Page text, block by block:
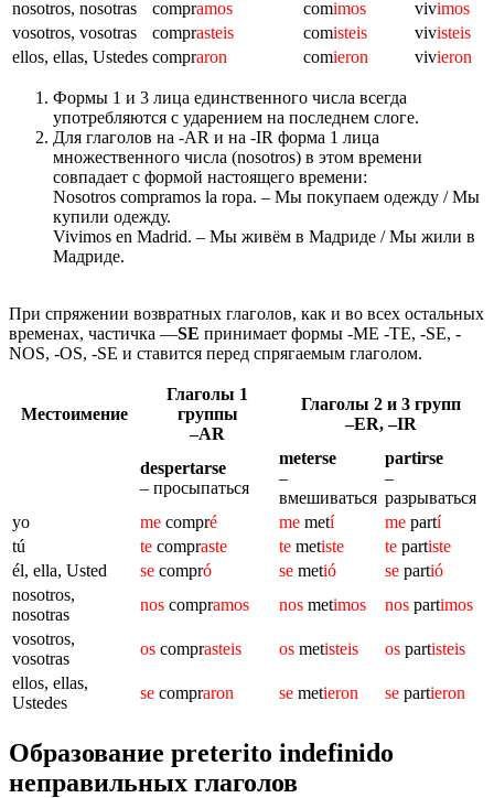
nosotros, nosotras compramos comimos vivimos
vosotros, vosotras
comprasteis comisteis vivisteis
ellos, ellas, Ustedes compraron comieron vivieron
Формы 1 и 3 лица единственного числа всегда
употребляются с ударением на последнем слоге.
Для глаголов на -AR и на -IR форма 1 лица
множественного числа (nosotros) в этом времени
совпадает с формой настоящего времени:
Nosotros compramos la ropa. – Мы покупаем одежду / Мы
купили одежду.
Vivimos en Madrid. – Мы живём в Мадриде / Мы жили в
Мадриде.
При спряжении возвратных глаголов, как и во всех остальных
временах, частичка —SE принимает формы -ME -TE, -SE, -
NOS, -OS, -SE и ставится перед спрягаемым глаголом.
Местоимение
Глаголы 1
группы
–AR
Глаголы 2 и 3 групп
–ER, –IR
despertarse
– просыпаться
meterse
–
вмешиваться
partirse
–
разрываться
yo
me compré me metí me partí
tú
te compraste te metiste te partiste
él, ella, Usted
se compró se metió se partió
nosotros,
nosotras
nos compramos nos metimos nos partimos
vosotros,
vosotras
os comprasteis os metisteis os partisteis
ellos, ellas,
Ustedes
se compraron se metieron se partieron
Образование preterito indefinido
неправильных глаголов